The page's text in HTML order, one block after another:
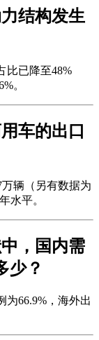
结构发生
比已降至48%
。
车的出口
万辆（另有数据为
水平。
，国内需
少？
为66.9%，海外出